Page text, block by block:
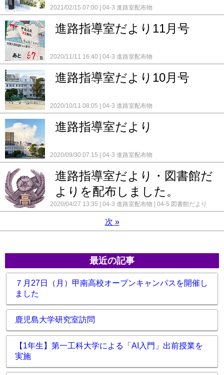
2021/02/15 07:00 04-3 進路室配布物
進路指導室だより11月号
2020/11/11 16:40 04-3 進路室配布物
進路指導室だより10月号
2020/10/11 08:05 04-3 進路室配布物
進路指導室だより
2020/09/30 07:15 04-3 進路室配布物
進路指導室だより・図書館だ
よりを配布しました。
2020/04/27 13:35 04-3 進路室配布物 04-5 図書館だより
次 »
最近の記事
７月27日（月）甲南高校オープンキャンパスを開催し
ました
鹿児島大学研究室訪問
【1年生】第一工科大学による「AI入門」出前授業を
実施